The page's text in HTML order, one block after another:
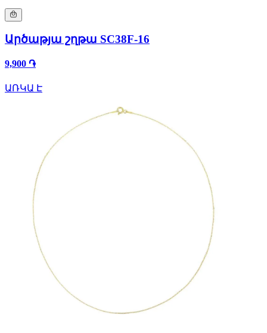
Արծաթյա շղթա SC38F-16
9,900 ֏
ԱՌԿԱ Է